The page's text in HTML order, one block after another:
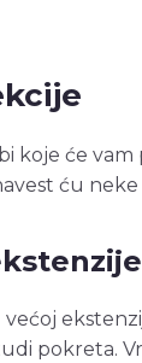
koje će vam
ću
pokreta.